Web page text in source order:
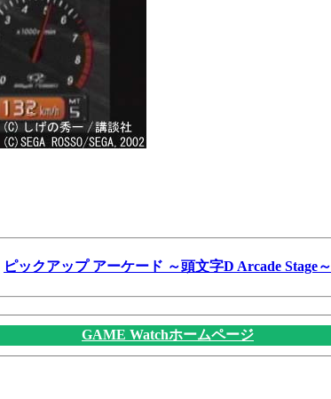
ピックアップ アーケード ～頭文字D Arcade Stage～
GAME Watchホームページ